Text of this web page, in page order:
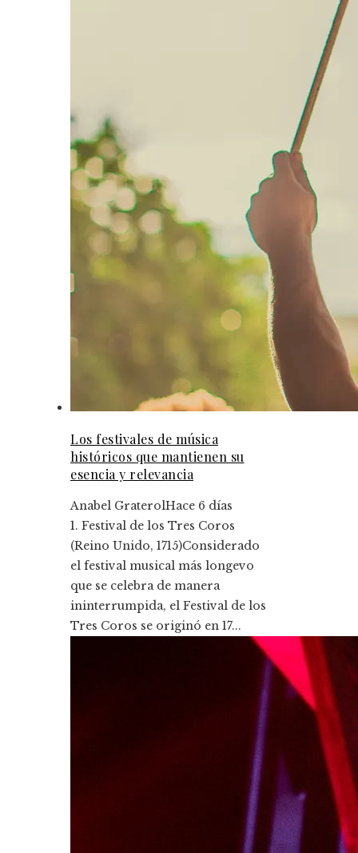
Los festivales de música
históricos que mantienen su
esencia y relevancia
Anabel GraterolHace 6 días
1. Festival de los Tres Coros
(Reino Unido, 1715)Considerado
el festival musical más longevo
que se celebra de manera
ininterrumpida, el Festival de los
Tres Coros se originó en 17...